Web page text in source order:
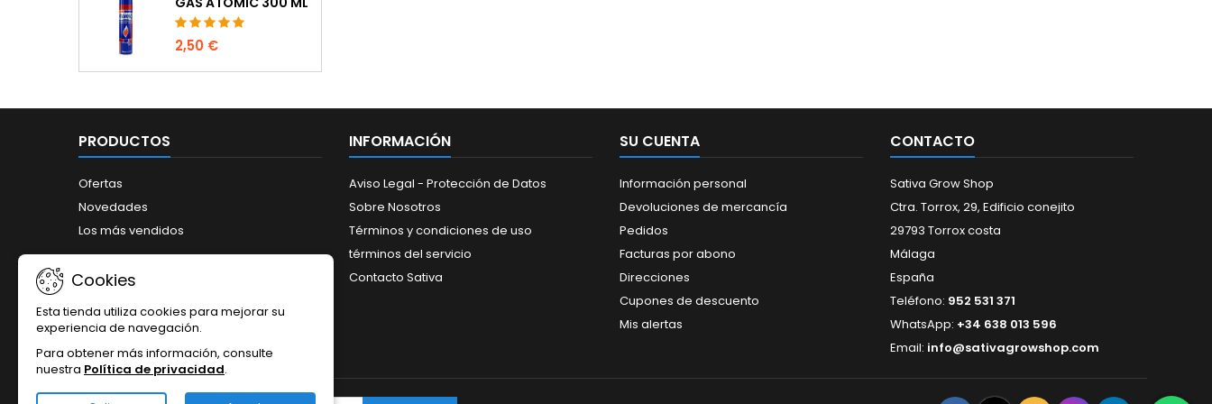
2,50 €
PRODUCTOS
Ofertas
Novedades
Los más vendidos
INFORMACIÓN
Aviso Legal - Protección de Datos
Sobre Nosotros
Términos y condiciones de uso
términos del servicio
Contacto Sativa
SU CUENTA
Información personal
Devoluciones de mercancía
Pedidos
Facturas por abono
Direcciones
Cupones de descuento
Mis alertas
CONTACTO
Sativa Grow Shop
Ctra. Torrox, 29, Edificio conejito
29793 Torrox costa
Málaga
España
Teléfono: 952 531 371
WhatsApp: +34 638 013 596
Email: info@sativagrowshop.com
Cookies
Esta tienda utiliza cookies para mejorar su
experiencia de navegación.
Para obtener más información, consulte
nuestra Política de privacidad.